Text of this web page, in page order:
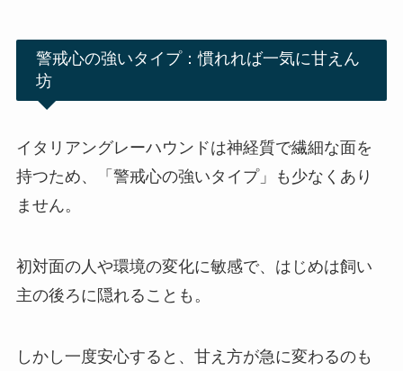
警戒心の強いタイプ：慣れれば一気に甘えん
坊
イタリアングレーハウンドは神経質で繊細な面を
持つため、「警戒心の強いタイプ」も少なくあり
ません。
初対面の人や環境の変化に敏感で、はじめは飼い
主の後ろに隠れることも。
しかし一度安心すると、甘え方が急に変わるのも